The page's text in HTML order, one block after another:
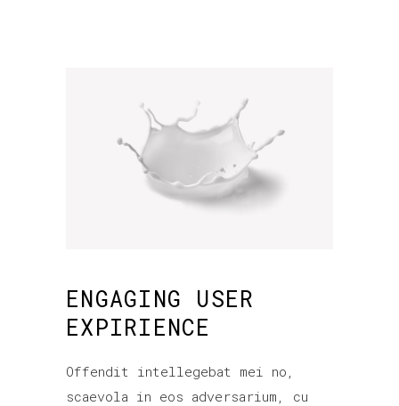
ENGAGING USER
EXPIRIENCE
Offendit intellegebat mei no,
scaevola in eos adversarium, cu